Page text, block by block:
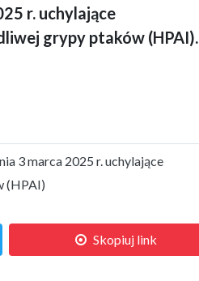
r. uchylające
grypy ptaków (HPAI).
3 marca 2025 r. uchylające
(HPAI)
Skopiuj link